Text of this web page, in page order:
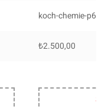
koch-chemie-
₺2.500,00